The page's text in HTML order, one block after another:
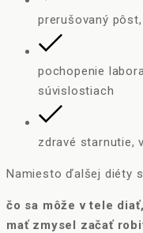
prerušovaný
pochopenie
súvislostiach
zdravé starnutie,
Namiesto ďalšej diéty
čo sa môže v tele
mať zmysel začať